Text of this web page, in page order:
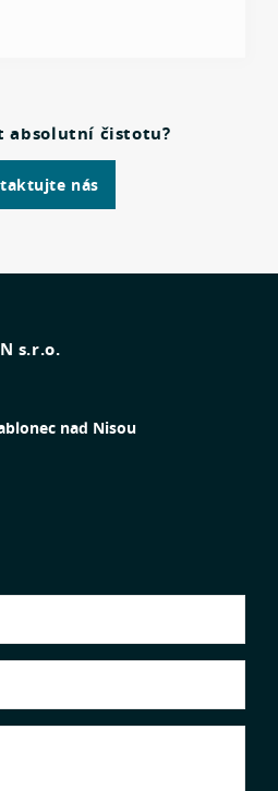
absolutní čistotu?
nás
s.r.o.
nad Nisou